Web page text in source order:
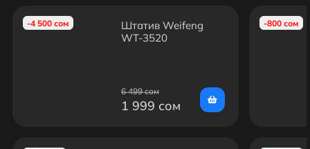
-4 500 сом
Штатив Weifeng
WT-3520
6 499 сом
1 999 сом
-800 сом